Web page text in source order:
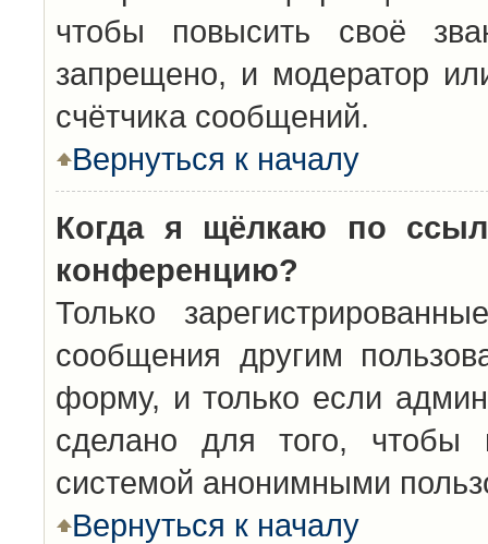
чтобы повысить своё
запрещено, и модератор
счётчика сообщений.
Вернуться к началу
Когда я щёлкаю по
конференцию?
Только
сообщения другим
форму, и только если
сделано для того, чтобы
системой анонимными
Вернуться к началу